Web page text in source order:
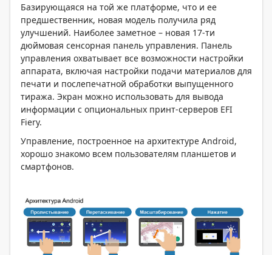
Базирующаяся на той же платформе, что и ее
предшественник, новая модель получила ряд
улучшений. Наиболее заметное – новая 17-ти
дюймовая сенсорная панель управления. Панель
управления охватывает все возможности настройки
аппарата, включая настройки подачи материалов для
печати и послепечатной обработки выпущенного
тиража. Экран можно использовать для вывода
информации с опциональных принт-серверов EFI
Fiery.
Управление, построенное на архитектуре Android,
хорошо знакомо всем пользователям планшетов и
смартфонов.